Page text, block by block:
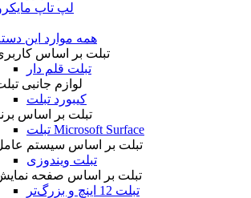
لپ تاپ
همه موارد این
تبلت بر اساس
تبلت قلم دار
لوازم جانبی
کیبورد تبلت
تبلت بر اساس
تبلت Microsoft Surface
تبلت بر اساس سیستم
تبلت ویندوزی
تبلت بر اساس صفحه
تبلت 12 اینچ و بزرگ‌تر